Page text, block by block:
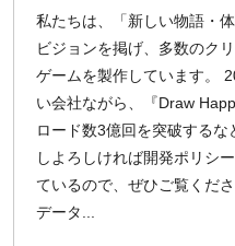
私たちは、「新しい物語・
ビジョンを掲げ、多数のク
ゲームを製作しています。
い会社ながら、『Draw
ロード数3億回を突破する
しよろしければ開発ポリシ
ているので、ぜひご覧くだ
データ...